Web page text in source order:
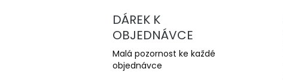
DÁREK K
OBJEDNÁVCE
Malá pozornost ke každé
objednávce